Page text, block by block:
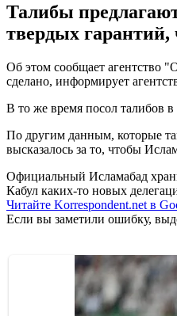
Талибы
твердых гарантий,
Об этом сообщает агентство
сделано, информирует
В то же время посол талибов
По другим данным, которые
высказалось за то, чтобы
Официальный Исламабад
Кабул каких-то новых
Читайте Korrespondent.net в
Если вы заметили ошибку,